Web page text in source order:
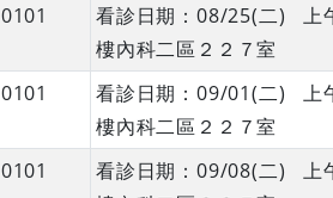
0101
看診日期：08/25(二) 上
樓內科二區２２７室
0101
看診日期：09/01(二) 上
樓內科二區２２７室
0101
看診日期：09/08(二) 上